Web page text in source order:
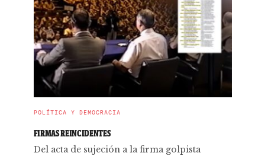
POLÍTICA Y DEMOCRACIA
FIRMAS REINCIDENTES
Del acta de sujeción a la firma golpista